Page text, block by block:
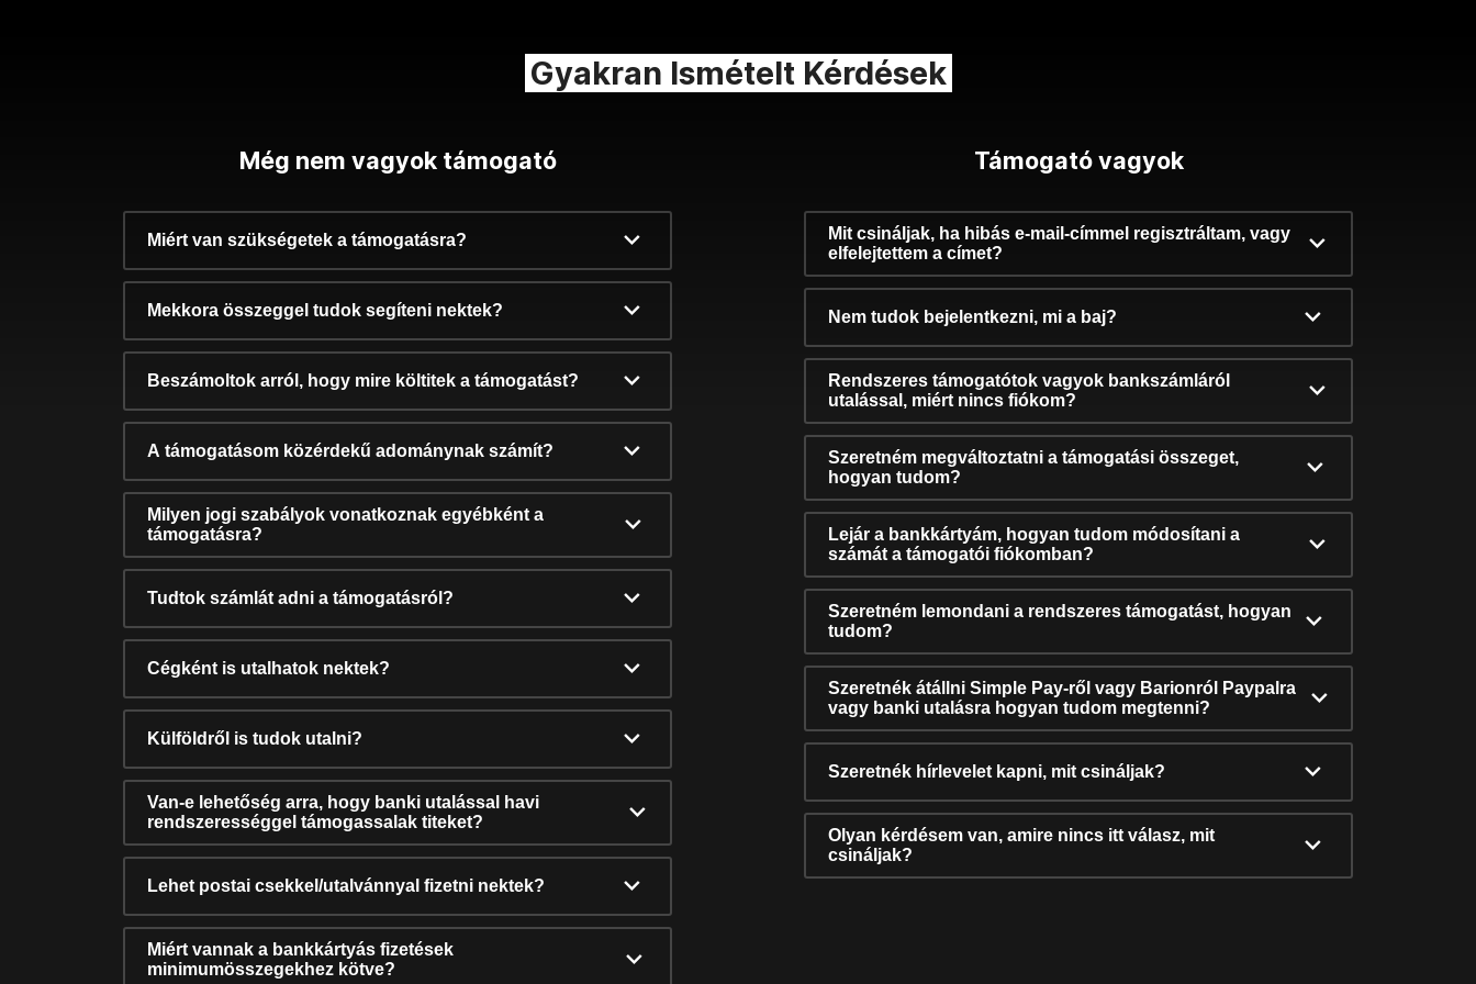
Gyakran Ismételt Kérdések
Még nem vagyok támogató
Miért van szükségetek a támogatásra?
Mekkora összeggel tudok segíteni nektek?
Beszámoltok arról, hogy mire költitek a támogatást?
A támogatásom közérdekű adománynak számít?
Milyen jogi szabályok vonatkoznak egyébként a
támogatásra?
Tudtok számlát adni a támogatásról?
Cégként is utalhatok nektek?
Külföldről is tudok utalni?
Van-e lehetőség arra, hogy banki utalással havi
rendszerességgel támogassalak titeket?
Lehet postai csekkel/utalvánnyal fizetni nektek?
Miért vannak a bankkártyás fizetések
minimumösszegekhez kötve?
Támogató vagyok
Mit csináljak, ha hibás e-mail-címmel regisztráltam, vagy
elfelejtettem a címet?
Nem tudok bejelentkezni, mi a baj?
Rendszeres támogatótok vagyok bankszámláról
utalással, miért nincs fiókom?
Szeretném megváltoztatni a támogatási összeget,
hogyan tudom?
Lejár a bankkártyám, hogyan tudom módosítani a
számát a támogatói fiókomban?
Szeretném lemondani a rendszeres támogatást, hogyan
tudom?
Szeretnék átállni Simple Pay-ről vagy Barionról Paypalra
vagy banki utalásra hogyan tudom megtenni?
Szeretnék hírlevelet kapni, mit csináljak?
Olyan kérdésem van, amire nincs itt válasz, mit
csináljak?